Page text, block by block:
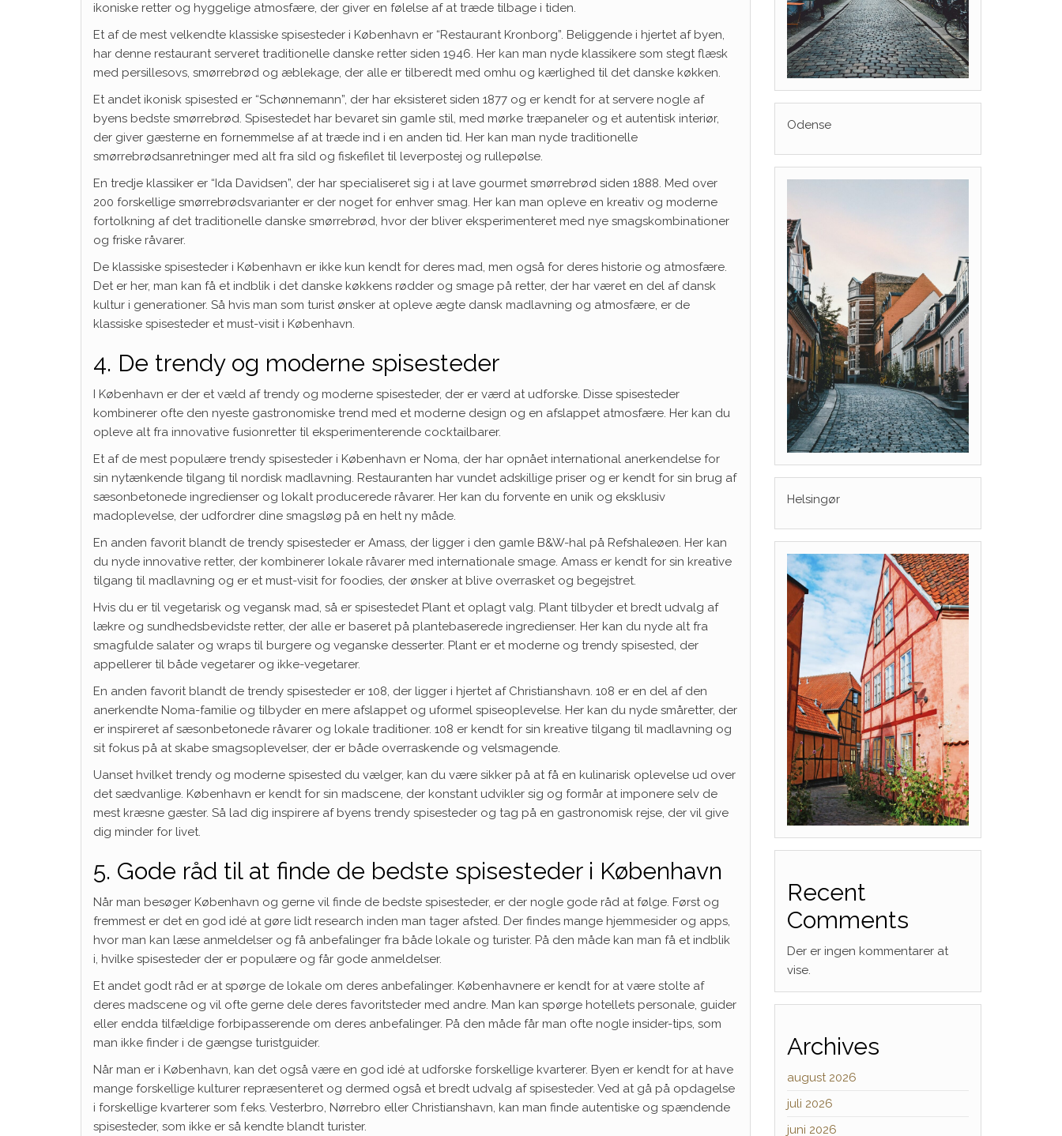
ikoniske retter og hyggelige atmosfære, der giver en følelse af at træde tilbage i tiden.
Et af de mest velkendte klassiske spisesteder i København er “Restaurant Kronborg”. Beliggende i hjertet af byen,
har denne restaurant serveret traditionelle danske retter siden 1946. Her kan man nyde klassikere som stegt flæsk
med persillesovs, smørrebrød og æblekage, der alle er tilberedt med omhu og kærlighed til det danske køkken.
Et andet ikonisk spisested er “Schønnemann”, der har eksisteret siden 1877 og er kendt for at servere nogle af
byens bedste smørrebrød. Spisestedet har bevaret sin gamle stil, med mørke træpaneler og et autentisk interiør,
der giver gæsterne en fornemmelse af at træde ind i en anden tid. Her kan man nyde traditionelle
smørrebrødsanretninger med alt fra sild og fiskefilet til leverpostej og rullepølse.
En tredje klassiker er “Ida Davidsen”, der har specialiseret sig i at lave gourmet smørrebrød siden 1888. Med over
200 forskellige smørrebrødsvarianter er der noget for enhver smag. Her kan man opleve en kreativ og moderne
fortolkning af det traditionelle danske smørrebrød, hvor der bliver eksperimenteret med nye smagskombinationer
og friske råvarer.
De klassiske spisesteder i København er ikke kun kendt for deres mad, men også for deres historie og atmosfære.
Det er her, man kan få et indblik i det danske køkkens rødder og smage på retter, der har været en del af dansk
kultur i generationer. Så hvis man som turist ønsker at opleve ægte dansk madlavning og atmosfære, er de
klassiske spisesteder et must-visit i København.
4. De trendy og moderne spisesteder
I København er der et væld af trendy og moderne spisesteder, der er værd at udforske. Disse spisesteder
kombinerer ofte den nyeste gastronomiske trend med et moderne design og en afslappet atmosfære. Her kan du
opleve alt fra innovative fusionretter til eksperimenterende cocktailbarer.
Et af de mest populære trendy spisesteder i København er Noma, der har opnået international anerkendelse for
sin nytænkende tilgang til nordisk madlavning. Restauranten har vundet adskillige priser og er kendt for sin brug af
sæsonbetonede ingredienser og lokalt producerede råvarer. Her kan du forvente en unik og eksklusiv
madoplevelse, der udfordrer dine smagsløg på en helt ny måde.
En anden favorit blandt de trendy spisesteder er Amass, der ligger i den gamle B&W-hal på Refshaleøen. Her kan
du nyde innovative retter, der kombinerer lokale råvarer med internationale smage. Amass er kendt for sin kreative
tilgang til madlavning og er et must-visit for foodies, der ønsker at blive overrasket og begejstret.
Hvis du er til vegetarisk og vegansk mad, så er spisestedet Plant et oplagt valg. Plant tilbyder et bredt udvalg af
lækre og sundhedsbevidste retter, der alle er baseret på plantebaserede ingredienser. Her kan du nyde alt fra
smagfulde salater og wraps til burgere og veganske desserter. Plant er et moderne og trendy spisested, der
appellerer til både vegetarer og ikke-vegetarer.
En anden favorit blandt de trendy spisesteder er 108, der ligger i hjertet af Christianshavn. 108 er en del af den
anerkendte Noma-familie og tilbyder en mere afslappet og uformel spiseoplevelse. Her kan du nyde småretter, der
er inspireret af sæsonbetonede råvarer og lokale traditioner. 108 er kendt for sin kreative tilgang til madlavning og
sit fokus på at skabe smagsoplevelser, der er både overraskende og velsmagende.
Uanset hvilket trendy og moderne spisested du vælger, kan du være sikker på at få en kulinarisk oplevelse ud over
det sædvanlige. København er kendt for sin madscene, der konstant udvikler sig og formår at imponere selv de
mest kræsne gæster. Så lad dig inspirere af byens trendy spisesteder og tag på en gastronomisk rejse, der vil give
dig minder for livet.
5. Gode råd til at finde de bedste spisesteder i København
Når man besøger København og gerne vil finde de bedste spisesteder, er der nogle gode råd at følge. Først og
fremmest er det en god idé at gøre lidt research inden man tager afsted. Der findes mange hjemmesider og apps,
hvor man kan læse anmeldelser og få anbefalinger fra både lokale og turister. På den måde kan man få et indblik
i, hvilke spisesteder der er populære og får gode anmeldelser.
Et andet godt råd er at spørge de lokale om deres anbefalinger. Københavnere er kendt for at være stolte af
deres madscene og vil ofte gerne dele deres favoritsteder med andre. Man kan spørge hotellets personale, guider
eller endda tilfældige forbipasserende om deres anbefalinger. På den måde får man ofte nogle insider-tips, som
man ikke finder i de gængse turistguider.
Når man er i København, kan det også være en god idé at udforske forskellige kvarterer. Byen er kendt for at have
mange forskellige kulturer repræsenteret og dermed også et bredt udvalg af spisesteder. Ved at gå på opdagelse
i forskellige kvarterer som f.eks. Vesterbro, Nørrebro eller Christianshavn, kan man finde autentiske og spændende
spisesteder, som ikke er så kendte blandt turister.
Odense
Helsingør
Recent
Comments
Der er ingen kommentarer at
vise.
Archives
august 2026
juli 2026
juni 2026